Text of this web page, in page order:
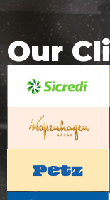
Our